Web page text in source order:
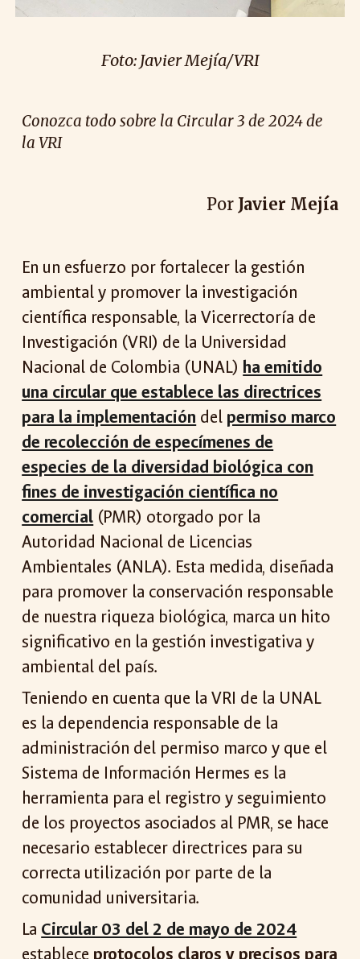
Foto: Javier Mejía/VRI
Conozca todo sobre la Circular 3 de 2024 de
la VRI
Por Javier Mejía
En un esfuerzo por fortalecer la gestión
ambiental y promover la investigación
científica responsable, la Vicerrectoría de
Investigación (VRI) de la Universidad
Nacional de Colombia (UNAL) ha emitido
una circular que establece las directrices
para la implementación del permiso marco
de recolección de especímenes de
especies de la diversidad biológica con
fines de investigación científica no
comercial (PMR) otorgado por la
Autoridad Nacional de Licencias
Ambientales (ANLA). Esta medida, diseñada
para promover la conservación responsable
de nuestra riqueza biológica, marca un hito
significativo en la gestión investigativa y
ambiental del país.
Teniendo en cuenta que la VRI de la UNAL
es la dependencia responsable de la
administración del permiso marco y que el
Sistema de Información Hermes es la
herramienta para el registro y seguimiento
de los proyectos asociados al PMR, se hace
necesario establecer directrices para su
correcta utilización por parte de la
comunidad universitaria.
La Circular 03 del 2 de mayo de 2024
establece protocolos claros y precisos para